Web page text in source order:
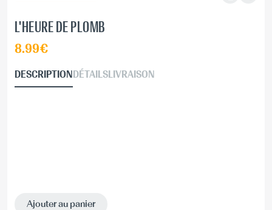
L'HEURE DE PLOMB
8.99€
DESCRIPTIONDÉTAILSLIVRAISON
Ajouter au panier